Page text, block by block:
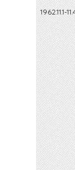
1962.11.1-